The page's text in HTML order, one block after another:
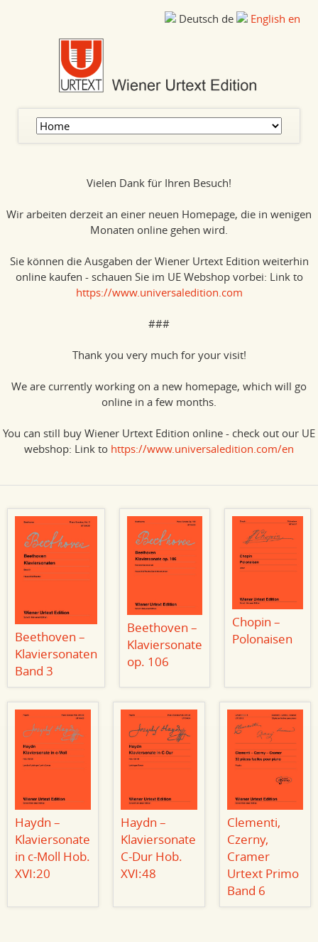
Deutsch de Englishen
Navigation
überspringen
Vielen Dank für Ihren Besuch!
Wir arbeiten derzeit an einer neuen Homepage, die in wenigen
Monaten online gehen wird.
Sie können die Ausgaben der Wiener Urtext Edition weiterhin
online kaufen - schauen Sie im UE Webshop vorbei: Link to
https://www.universaledition.com
###
Thank you very much for your visit!
We are currently working on a new homepage, which will go
online in a few months.
You can still buy Wiener Urtext Edition online - check out our UE
webshop: Link to https://www.universaledition.com/en
Beethoven –
Klaviersonaten
Band 3
Beethoven –
Klaviersonate
op. 106
Chopin –
Polonaisen
Haydn –
Klaviersonate
in c-Moll Hob.
XVI:20
Haydn –
Klaviersonate
C-Dur Hob.
XVI:48
Clementi,
Czerny,
Cramer
Urtext Primo
Band 6